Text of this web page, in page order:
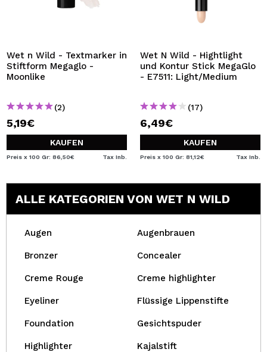
Wet n Wild - Textmarker in
Stiftform Megaglo -
Moonlike
(2)
5,19€
KAUFEN
Preis x 100 Gr: 86,50€ Tax Inb.
Wet N Wild - Hightlight
und Kontur Stick MegaGlo
- E7511: Light/Medium
(17)
6,49€
KAUFEN
Preis x 100 Gr: 81,12€ Tax Inb.
ALLE KATEGORIEN VON WET N WILD
Augen Augenbrauen
Bronzer Concealer
Creme Rouge Creme highlighter
Eyeliner Flüssige Lippenstifte
Foundation Gesichtspuder
Highlighter Kajalstift